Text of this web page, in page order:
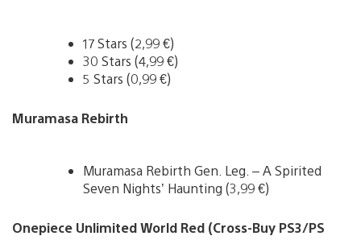
17 Stars (2,99 €)
30 Stars (4,99 €)
5 Stars (0,99 €)
Muramasa Rebirth
Muramasa Rebirth Gen. Leg. – A Spirited
Seven Nights’ Haunting (3,99 €)
Onepiece Unlimited World Red (Cross-Buy PS3/PS